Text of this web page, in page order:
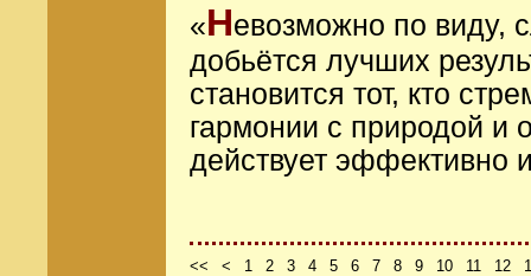
«Невозможно по виду,
добьётся лучших
становится тот, кто
гармонии с природой
действует эффективно
<< < 1 2 3 4 5 6 7 8 9 10 11 12